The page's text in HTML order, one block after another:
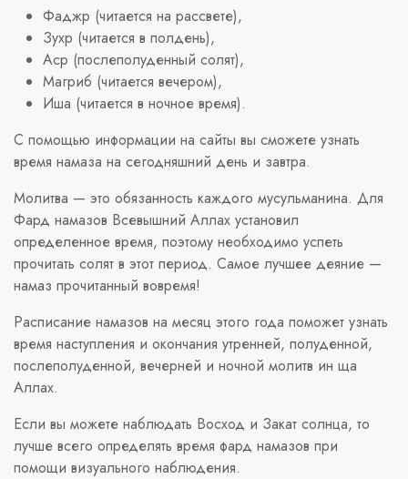
Фаджр (читается на рассвете),
Зухр (читается в полдень),
Аср (послеполуденный солят),
Магриб (читается вечером),
Иша (читается в ночное время).
С помощью информации на сайты вы сможете узнать
время намаза на сегодняшний день и завтра.
Молитва — это обязанность каждого мусульманина. Для
Фард намазов Всевышний Аллах установил
определенное время, поэтому необходимо успеть
прочитать солят в этот период. Самое лучшее деяние —
намаз прочитанный вовремя!
Расписание намазов на месяц этого года поможет узнать
время наступления и окончания утренней, полуденной,
послеполуденной, вечерней и ночной молитв ин ща
Аллах.
Если вы можете наблюдать Восход и Закат солнца, то
лучше всего определять время фард намазов при
помощи визуального наблюдения.